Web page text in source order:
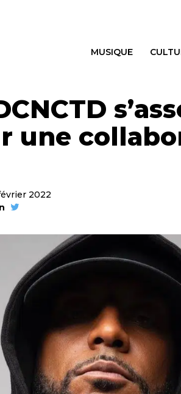
MUSIQUE
une
2022